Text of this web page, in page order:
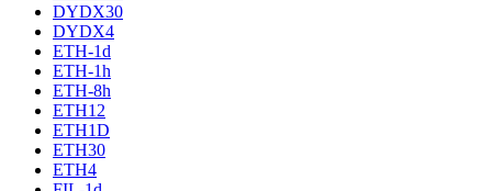
DYDX30
DYDX4
ETH-1d
ETH-1h
ETH-8h
ETH12
ETH1D
ETH30
ETH4